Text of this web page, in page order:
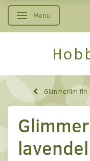
Skifte navigation
Menu
Glimmerlim fin
lavendel